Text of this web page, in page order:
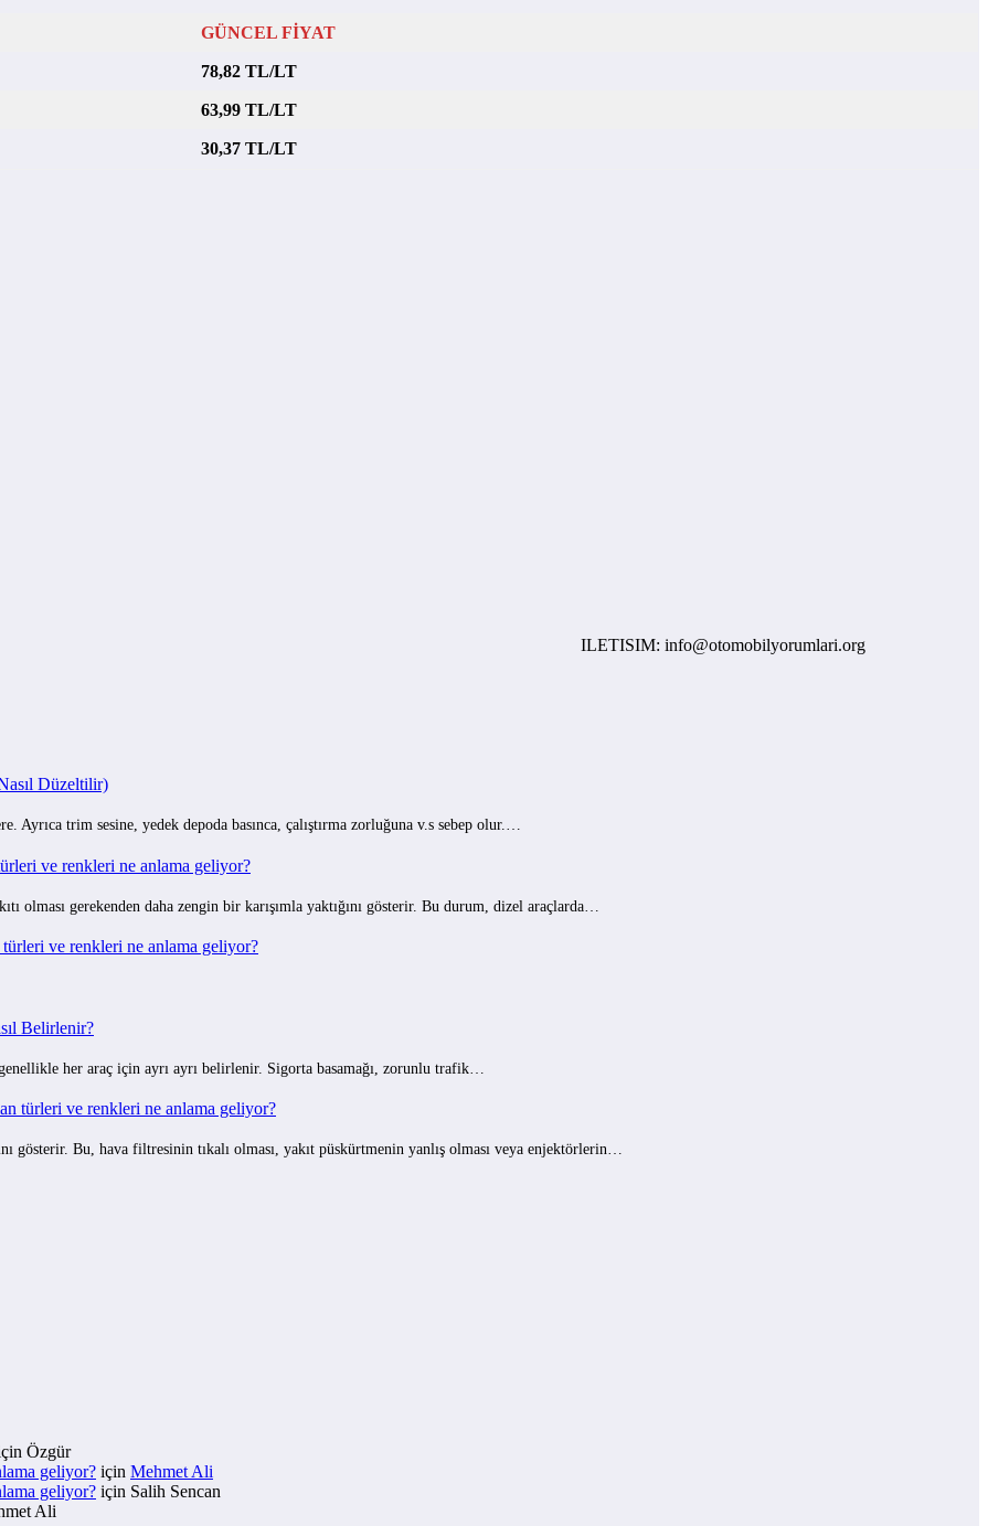
GÜNCEL FİYAT
78,82 TL/LT
63,99 TL/LT
30,37 TL/LT
ILETISIM: info@otomobilyorumlari.org
Düzeltilir)
Ayrıca trim sesine, yedek depoda basınca, çalıştırma zorluğuna v.s sebep olur.…
ve renkleri ne anlama geliyor?
olması gerekenden daha zengin bir karışımla yaktığını gösterir. Bu durum, dizel araçlarda…
ve renkleri ne anlama geliyor?
Belirlenir?
her araç için ayrı ayrı belirlenir. Sigorta basamağı, zorunlu trafik…
türleri ve renkleri ne anlama geliyor?
gösterir. Bu, hava filtresinin tıkalı olması, yakıt püskürtmenin yanlış olması veya enjektörlerin…
Özgür
geliyor? için Mehmet Ali
geliyor? için Salih Sencan
Ali